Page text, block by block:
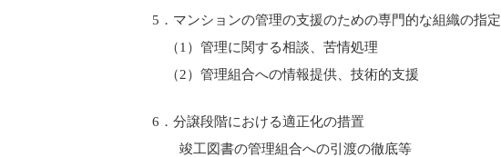
5．マンションの管理の支援のための専門的な組織の指定
（1）管理に関する相談、苦情処理
（2）管理組合への情報提供、技術的支援
6．分譲段階における適正化の措置
竣工図書の管理組合への引渡の徹底等